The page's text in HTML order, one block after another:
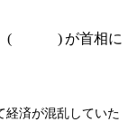
が首相に
経済が混乱していた